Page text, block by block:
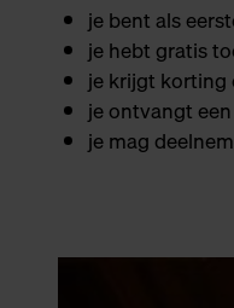
je bent als
je hebt gratis
je krijgt korting
je ontvangt
je mag